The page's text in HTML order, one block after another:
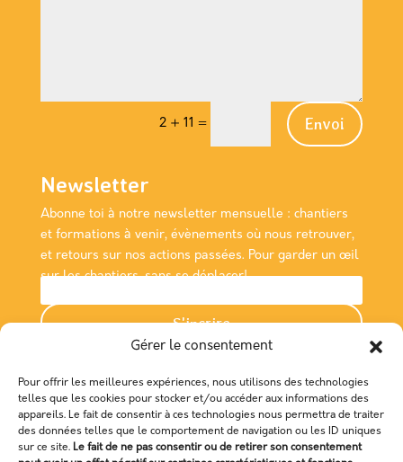
Gérer le consentement
Pour offrir les meilleures expériences, nous utilisons des technologies
telles que les cookies pour stocker et/ou accéder aux informations des
appareils. Le fait de consentir à ces technologies nous permettra de traiter
des données telles que le comportement de navigation ou les ID uniques
sur ce site. Le fait de ne pas consentir ou de retirer son consentement
2 + 11 = Envoi
Newsletter
Abonne toi à notre newsletter mensuelle : chantiers
et formations à venir, évènements où nous retrouver,
et retours sur nos actions passées. Pour garder un œil
sur les chantiers, sans se déplacer!
S'incrire
Nous rencontrer
Association Empreinte
Maison de la Consommation et de l'Environnement